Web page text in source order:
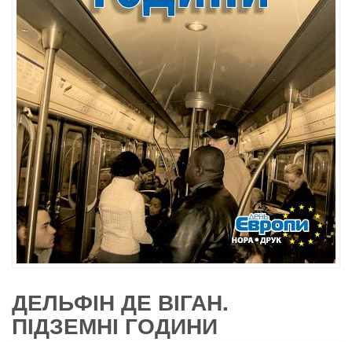
ДЕЛЬФІН ДЕ ВІГАН.
ПІДЗЕМНІ ГОДИНИ